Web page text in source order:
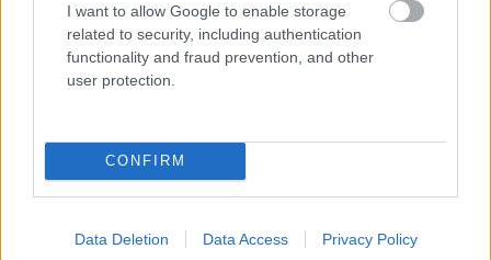
I want to allow Google to enable storage
related to security, including authentication
functionality and fraud prevention, and other
user protection.
CONFIRM
Data Deletion Data Access Privacy Policy
Text: Anna Martausová